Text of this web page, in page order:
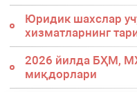
Юридик шахслар
хизматларнинг
2026 йилда БҲМ,
миқдорлари